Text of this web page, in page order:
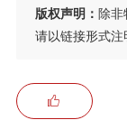
版权声明： 除非
请以链接形式注